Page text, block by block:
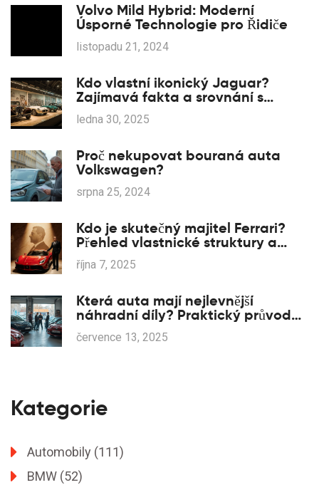
Volvo Mild Hybrid: Moderní
Úsporné Technologie pro Řidiče
listopadu 21, 2024
Kdo vlastní ikonický Jaguar?
Zajímavá fakta a srovnání s
Renaultem
ledna 30, 2025
Proč nekupovat bouraná auta
Volkswagen?
srpna 25, 2024
Kdo je skutečný majitel Ferrari?
Přehled vlastnické struktury a
klíčových akcionářů
října 7, 2025
Která auta mají nejlevnější
náhradní díly? Praktický průvodce
výběrem
července 13, 2025
Kategorie
Automobily (111)
BMW (52)